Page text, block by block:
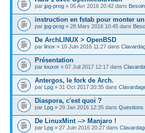
par jpg-prog » 05 Avr 2016 20:42 dans
instruction en fstab pour monter
par jpg-prog » 28 Mars 2016 10:45 dans
De ArchLINUX > OpenBSD
par linox » 10 Juin 2016 11:27 dans
Présentation
par louxor » 07 Juil 2017 12:17 dans
Antergos, le fork de Arch.
par Lpg » 31 Oct 2017 20:35 dans
Diaspora, c'est quoi ?
par Lpg » 29 Jan 2016 12:35 dans Questions
De LinuxMint --> Manjaro !
par Lpg » 27 Juin 2016 20:27 dans